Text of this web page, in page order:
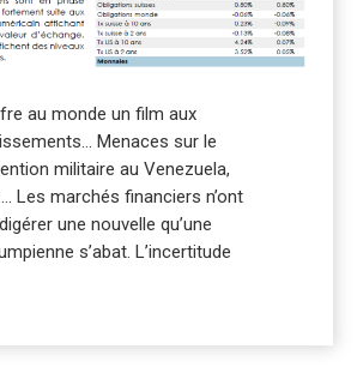
au monde un film aux
Menaces sur le
militaire au Venezuela,
Les marchés financiers n’ont
une nouvelle qu’une
s’abat. L’incertitude